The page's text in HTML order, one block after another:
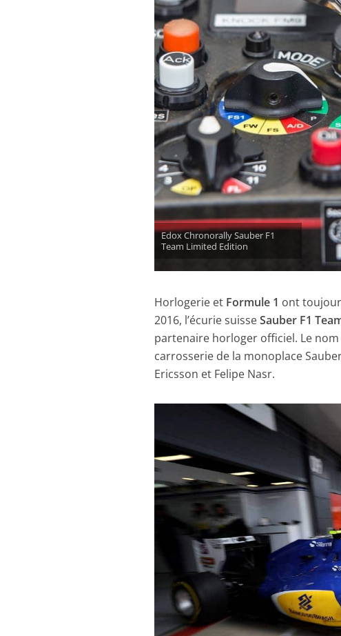
Edox Chronorally Sauber F1
Team Limited Edition
Horlogerie et Formule 1 ont
2016, l’écurie suisseSauber F1
partenaire horloger officiel. Le
carrosserie de la monoplace
Ericsson et Felipe Nasr.